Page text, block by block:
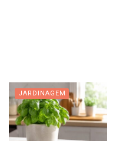
JARDINAGEM